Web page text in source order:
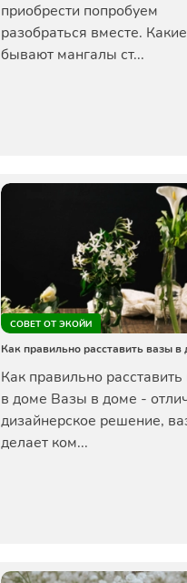
приобрести попробуем
разобраться вместе. Какие
бывают мангалы ст...
СОВЕТ ОТ ЭКОЙИ
Как правильно расставить вазы в
Как правильно
в доме Вазы в доме -
дизайнерское решение,
делает ком...